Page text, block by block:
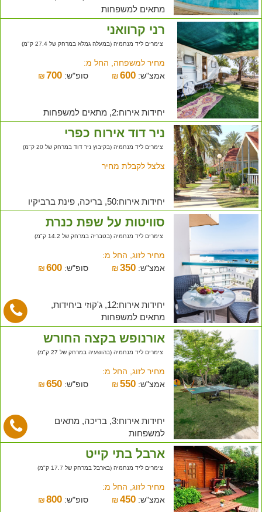
מתאים למשפחות
רני קרוואני
צימרים ליד מנחמיה (במעלה גמלא במרחק של 27.4 ק"מ)
מחיר למשפחה, החל מ:
אמצ"ש:
₪600 סופ"ש: ₪ 700
יחידות אירוח:2, מתאים למשפחות
ניר דוד אירוח כפרי
צימרים ליד מנחמיה (בקיבוץ ניר דוד במרחק של 20 ק"מ)
צלצל לקבלת מחיר
יחידות אירוח:50, בריכה, פינת ברביקיו
סוויטות על שפת כנרת
צימרים ליד מנחמיה (בטבריה במרחק של 14.2 ק"מ)
מחיר לזוג, החל מ:
אמצ"ש:
₪350 סופ"ש: ₪ 600
יחידות אירוח:12, ג'קוזי ביחידות,
מתאים למשפחות
אורנופש בקצה החורש
צימרים ליד מנחמיה (בהושעיה במרחק של 27 ק"מ)
מחיר לזוג, החל מ:
אמצ"ש:
₪550 סופ"ש: ₪ 650
יחידות אירוח:3, בריכה, מתאים
למשפחות
ארבל בתי קייט
צימרים ליד מנחמיה (בארבל במרחק של 17.7 ק"מ)
מחיר לזוג, החל מ:
אמצ"ש:
₪450 סופ"ש: ₪ 800